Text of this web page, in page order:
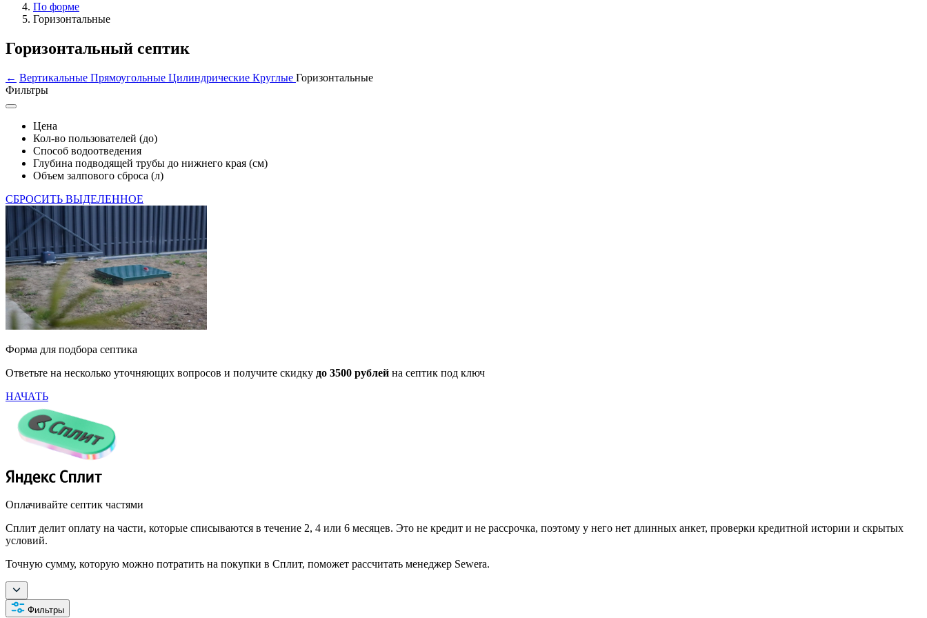
По форме
Горизонтальные
Горизонтальный септик
← Вертикальные Прямоугольные Цилиндрические Круглые Горизонтальные
Фильтры
Цена
Кол-во пользователей (до)
Способ водоотведения
Глубина подводящей трубы до нижнего края (см)
Объем залпового сброса (л)
СБРОСИТЬ ВЫДЕЛЕННОЕ
Форма для подбора септика
Ответьте на несколько уточняющих вопросов и получите скидку до 3500 рублей на септик под ключ
НАЧАТЬ
Оплачивайте септик частями
Сплит делит оплату на части, которые списываются в течение 2, 4 или 6 месяцев. Это не кредит и не рассрочка, поэтому у него нет длинных анкет, проверки кредитной истории и скрытых
условий.
Точную сумму, которую можно потратить на покупки в Сплит, поможет рассчитать менеджер Sewera.
Фильтры